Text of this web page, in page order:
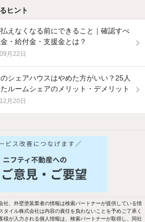
ヒント
えなくなる前にできること｜確認すべ
・給付金・支援金とは？
月22日
シェアハウスはやめた方がいい？25人
ルームシェアのメリット・デメリット
月20日
2階以上
独立洗面台
社、外壁塗装業者の情報は検索パートナーが提供している情
タイル株式会社は内容の責任を負わないことを予めご了承く
様が入力される個人情報は、検索パートナーが取得し、同社